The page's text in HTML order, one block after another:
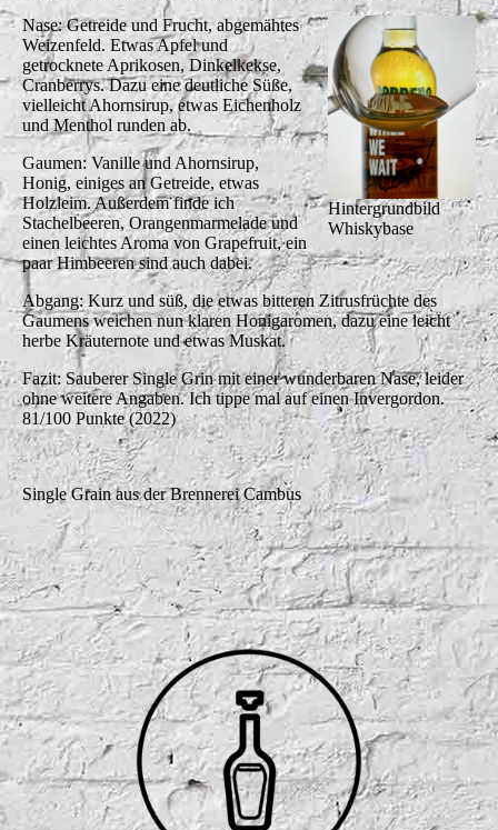
Hintergrundbild
Whiskybase
Nase: Getreide und Frucht, abgemähtes
Weizenfeld. Etwas Apfel und
getrocknete Aprikosen, Dinkelkekse,
Cranberrys. Dazu eine deutliche Süße,
vielleicht Ahornsirup, etwas Eichenholz
und Menthol runden ab.
Gaumen: Vanille und Ahornsirup,
Honig, einiges an Getreide, etwas
Holzleim. Außerdem finde ich
Stachelbeeren, Orangenmarmelade und
einen leichtes Aroma von Grapefruit, ein
paar Himbeeren sind auch dabei.
Abgang: Kurz und süß, die etwas bitteren Zitrusfrüchte des
Gaumens weichen nun klaren Honigaromen, dazu eine leicht
herbe Kräuternote und etwas Muskat.
Fazit: Sauberer Single Grin mit einer wunderbaren Nase, leider
ohne weitere Angaben. Ich tippe mal auf einen Invergordon.
81/100 Punkte (2022)
Single Grain aus der Brennerei Cambus